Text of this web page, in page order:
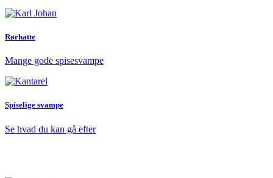
Rørhatte
Mange gode spisesvampe
Spiselige svampe
Se hvad du kan gå efter